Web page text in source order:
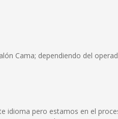
Cama; dependiendo del
idioma pero estamos en el